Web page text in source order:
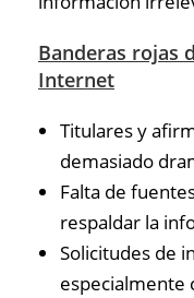
Banderas rojas
Internet
Titulares y
demasiado
Falta de
respaldar la
Solicitudes de
especialmente